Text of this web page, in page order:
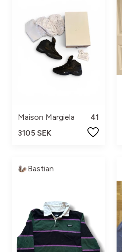
Maison Margiela
41
3105 SEK
Bastian